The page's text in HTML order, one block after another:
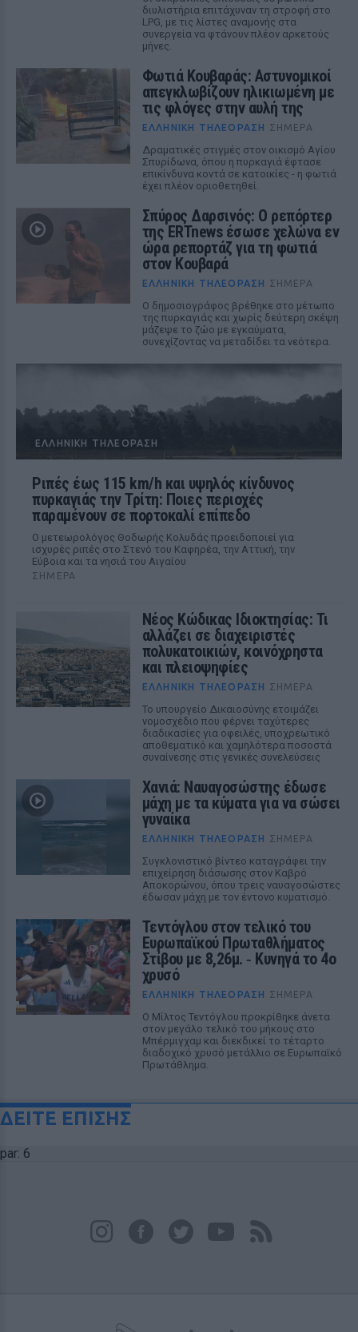
διυλιστήρια επιτάχυναν τη στροφή στο
LPG, με τις λίστες αναμονής στα
συνεργεία να φτάνουν πλέον αρκετούς
μήνες.
Φωτιά Κουβαράς: Αστυνομικοί
απεγκλωβίζουν ηλικιωμένη με
τις φλόγες στην αυλή της
ΕΛΛΗΝΙΚΉ ΤΗΛΕΌΡΑΣΗ ΣΉΜΕΡΑ
Δραματικές στιγμές στον οικισμό Αγίου
Σπυρίδωνα, όπου η πυρκαγιά έφτασε
επικίνδυνα κοντά σε κατοικίες - η φωτιά
έχει πλέον οριοθετηθεί.
Σπύρος Δαρσινός: Ο ρεπόρτερ
της ERTnews έσωσε χελώνα εν
ώρα ρεπορτάζ για τη φωτιά
στον Κουβαρά
ΕΛΛΗΝΙΚΉ ΤΗΛΕΌΡΑΣΗ ΣΉΜΕΡΑ
Ο δημοσιογράφος βρέθηκε στο μέτωπο
της πυρκαγιάς και χωρίς δεύτερη σκέψη
μάζεψε το ζώο με εγκαύματα,
συνεχίζοντας να μεταδίδει τα νεότερα.
ΕΛΛΗΝΙΚΉ ΤΗΛΕΌΡΑΣΗ
Ριπές έως 115 km/h και υψηλός κίνδυνος
πυρκαγιάς την Τρίτη: Ποιες περιοχές
παραμένουν σε πορτοκαλί επίπεδο
Ο μετεωρολόγος Θοδωρής Κολυδάς προειδοποιεί για
ισχυρές ριπές στο Στενό του Καφηρέα, την Αττική, την
Εύβοια και τα νησιά του Αιγαίου
ΣΉΜΕΡΑ
Νέος Κώδικας Ιδιοκτησίας: Τι
αλλάζει σε διαχειριστές
πολυκατοικιών, κοινόχρηστα
και πλειοψηφίες
ΕΛΛΗΝΙΚΉ ΤΗΛΕΌΡΑΣΗ ΣΉΜΕΡΑ
Το υπουργείο Δικαιοσύνης ετοιμάζει
νομοσχέδιο που φέρνει ταχύτερες
διαδικασίες για οφειλές, υποχρεωτικό
αποθεματικό και χαμηλότερα ποσοστά
συναίνεσης στις γενικές συνελεύσεις
Χανιά: Ναυαγοσώστης έδωσε
μάχη με τα κύματα για να σώσει
γυναίκα
ΕΛΛΗΝΙΚΉ ΤΗΛΕΌΡΑΣΗ ΣΉΜΕΡΑ
Συγκλονιστικό βίντεο καταγράφει την
επιχείρηση διάσωσης στον Καβρό
Αποκορώνου, όπου τρεις ναυαγοσώστες
έδωσαν μάχη με τον έντονο κυματισμό.
Τεντόγλου στον τελικό του
Ευρωπαϊκού Πρωταθλήματος
Στίβου με 8,26μ. ‑ Κυνηγά το 4ο
χρυσό
ΕΛΛΗΝΙΚΉ ΤΗΛΕΌΡΑΣΗ ΣΉΜΕΡΑ
Ο Μίλτος Τεντόγλου προκρίθηκε άνετα
στον μεγάλο τελικό του μήκους στο
Μπέρμιγχαμ και διεκδικεί το τέταρτο
διαδοχικό χρυσό μετάλλιο σε Ευρωπαϊκό
Πρωτάθλημα.
ΔΕΙΤΕ ΕΠΙΣΗΣ
par: 6